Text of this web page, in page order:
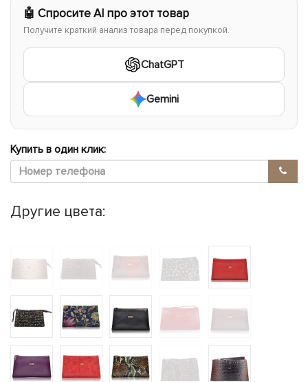
🤖 Спросите AI про этот товар
Получите краткий анализ товара перед покупкой.
ChatGPT
Gemini
Купить в один клик:
Другие цвета: